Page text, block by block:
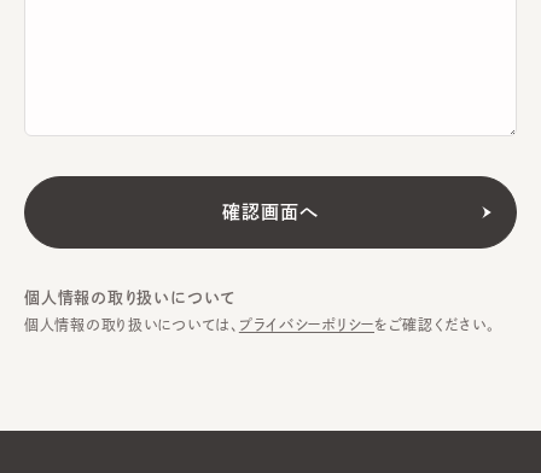
個人情報の取り扱いについて
個人情報の取り扱いについては、 プライバシーポリシーをご確認ください。